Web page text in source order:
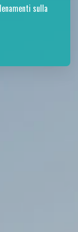
sulla